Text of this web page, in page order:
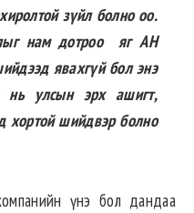
зүйл болно оо.
нам дотроо яг АН
явахгүй бол энэ
нь улсын эрх ашигт,
хортой шийдвэр болно
үнэ бол дандаа